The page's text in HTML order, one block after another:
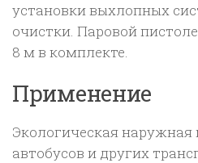
установки выхлопных
очистки. Паровой
8 м в комплекте.
Применение
Экологическая
автобусов и других